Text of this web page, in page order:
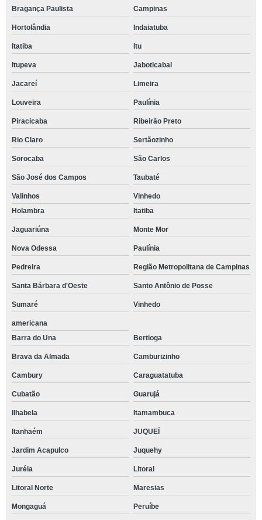
Bragança Paulista Campinas
Hortolândia Indaiatuba
Itatiba Itu
Itupeva Jaboticabal
Jacareí Limeira
Louveira Paulínia
Piracicaba Ribeirão Preto
Rio Claro Sertãozinho
Sorocaba São Carlos
São José dos Campos Taubaté
Valinhos
Vinhedo
Holambra
Itatiba
Jaguariúna Monte Mor
Nova Odessa Paulínia
Pedreira Região Metropolitana de Campinas
Santa Bárbara d'Oeste Santo Antônio de Posse
Sumaré Vinhedo
americana
Barra do Una
Bertioga
Brava da Almada Camburizinho
Cambury Caraguatatuba
Cubatão Guarujá
Ilhabela Itamambuca
Itanhaém JUQUEÍ
Jardim Acapulco Juquehy
Juréia Litoral
Litoral Norte Maresias
Mongaguá Peruíbe